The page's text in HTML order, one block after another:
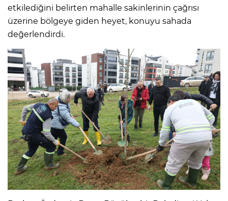
etkilediğini belirten mahalle sakinlerinin çağrısı
üzerine bölgeye giden heyet, konuyu sahada
değerlendirdi.